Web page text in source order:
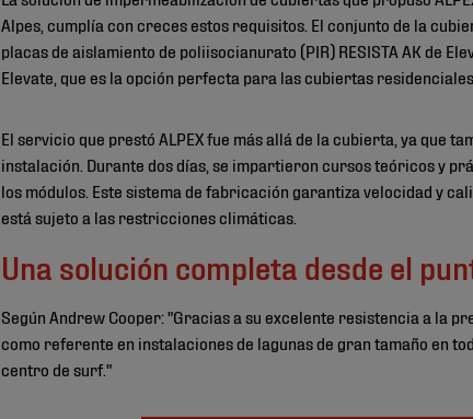
Alpes, cumplía con creces estos requisitos. El conjunto de la
placas de aislamiento de poliisocianurato (PIR) RESISTA AK de
Elevate, que es la opción perfecta para las cubiertas residenciales
El servicio que prestó ALPEX fue más allá de la cubierta, ya que
instalación. Durante dos días, se impartieron cursos teóricos y
los módulos. Este sistema de fabricación garantiza velocidad y
está sujeto a las restricciones climáticas.
Una solución completa desde el
Según Andrew Cooper: "Gracias a su excelente resistencia a la
como referente en instalaciones de lagunas de gran tamaño en
centro de surf."